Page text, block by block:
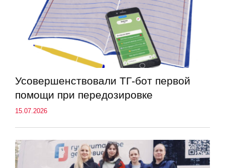
Усовершенствовали ТГ-бот первой
помощи при передозировке
15.07.2026